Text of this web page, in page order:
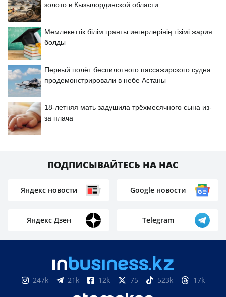
золото в Кызылординской области
Мемлекеттік білім гранты иегерлерінің тізімі жария
болды
Первый полёт беспилотного пассажирского судна
продемонстрировали в небе Астаны
18-летняя мать задушила трёхмесячного сына из-
за плача
ПОДПИСЫВАЙТЕСЬ НА НАС
Яндекс новости Google новости
Яндекс Дзен Telegram
247k 21k 12k 75 523k 17k